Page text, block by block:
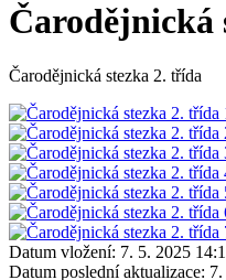
Čarodějnická
Čarodějnická stezka 2. třída
Datum vložení: 7. 5. 2025
Datum poslední aktualizace: